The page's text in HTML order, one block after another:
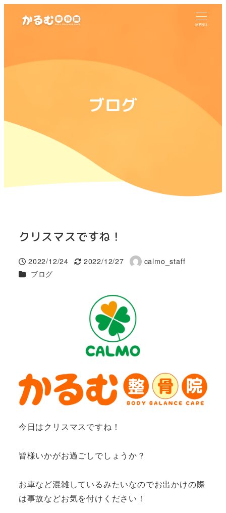
MENU
ブログ
クリスマスですね！
投稿日
2022/12/24
更新日
2022/12/27
著
calmo_staff
カテゴリー
ブログ
今日はクリスマスですね！
皆様いかがお過ごしでしょうか？
お車など混雑しているみたいなのでお出かけの際
は事故などお気を付けください！